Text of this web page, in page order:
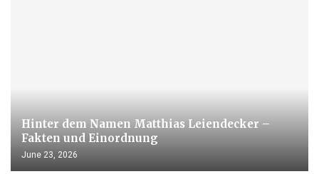
Hinter dem Namen Matthias Leiendecker –
Fakten und Einordnung
June 23, 2026